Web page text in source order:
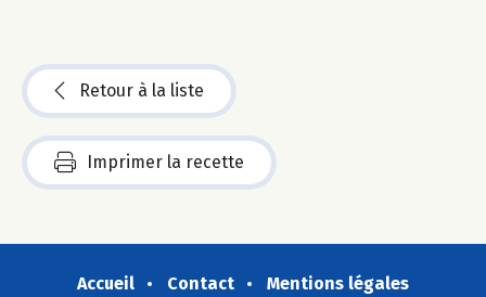
Retour à la liste
Imprimer la recette
Accueil Contact
Mentions légales